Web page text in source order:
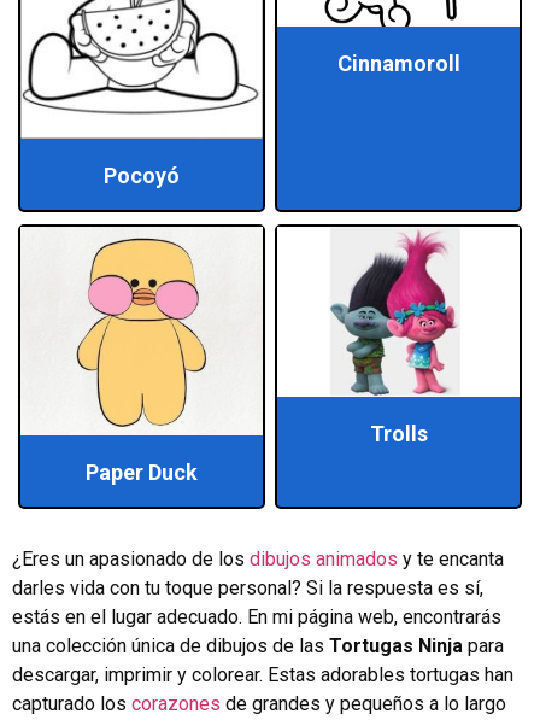
Pocoyó
Cinnamoroll
Paper Duck
Trolls
¿Eres un apasionado de los dibujos animados y te encanta
darles vida con tu toque personal? Si la respuesta es sí,
estás en el lugar adecuado. En mi página web, encontrarás
una colección única de dibujos de las Tortugas Ninja para
descargar, imprimir y colorear. Estas adorables tortugas han
capturado los corazones de grandes y pequeños a lo largo